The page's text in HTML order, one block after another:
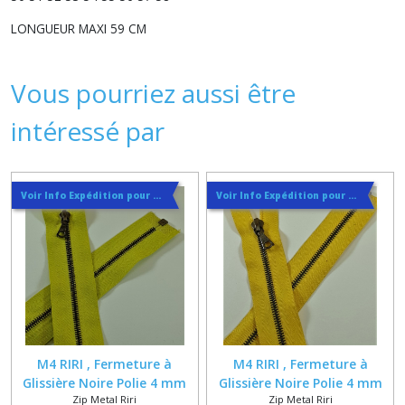
LONGUEUR MAXI 59 CM
Vous pourriez aussi être
intéressé par
Voir Info Expédition pour Régler les Frais de Port au Meilleur Prix , En haut d'ecran à Droite
M4 RIRI , Fermeture à
Glissière Noire Polie 4 mm
Zip Metal Riri
Voir Info Expédition pour Régler les Frais de Port au Meilleur Prix , En haut d'ecran à Droite
M4 RIRI , Fermeture à
Glissière Noire Polie 4 mm
Zip Metal Riri